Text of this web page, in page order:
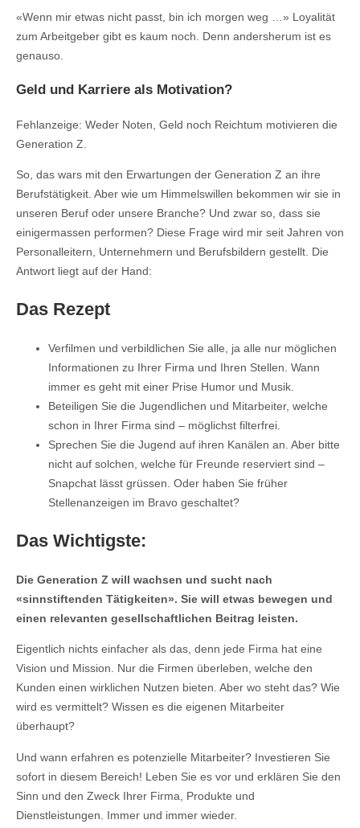
«Wenn mir etwas nicht passt, bin ich morgen weg …» Loyalität
zum Arbeitgeber gibt es kaum noch. Denn andersherum ist es
genauso.
Geld und Karriere als Motivation?
Fehlanzeige: Weder Noten, Geld noch Reichtum motivieren die
Generation Z.
So, das wars mit den Erwartungen der Generation Z an ihre
Berufstätigkeit. Aber wie um Himmelswillen bekommen wir sie in
unseren Beruf oder unsere Branche? Und zwar so, dass sie
einigermassen performen? Diese Frage wird mir seit Jahren von
Personalleitern, Unternehmern und Berufsbildern gestellt. Die
Antwort liegt auf der Hand:
Das Rezept
Verfilmen und verbildlichen Sie alle, ja alle nur möglichen
Informationen zu Ihrer Firma und Ihren Stellen. Wann
immer es geht mit einer Prise Humor und Musik.
Beteiligen Sie die Jugendlichen und Mitarbeiter, welche
schon in Ihrer Firma sind – möglichst filterfrei.
Sprechen Sie die Jugend auf ihren Kanälen an. Aber bitte
nicht auf solchen, welche für Freunde reserviert sind –
Snapchat lässt grüssen. Oder haben Sie früher
Stellenanzeigen im Bravo geschaltet?
Das Wichtigste:
Die Generation Z will wachsen und sucht nach
«sinnstiftenden Tätigkeiten». Sie will etwas bewegen und
einen relevanten gesellschaftlichen Beitrag leisten.
Eigentlich nichts einfacher als das, denn jede Firma hat eine
Vision und Mission. Nur die Firmen überleben, welche den
Kunden einen wirklichen Nutzen bieten. Aber wo steht das? Wie
wird es vermittelt? Wissen es die eigenen Mitarbeiter
überhaupt?
Und wann erfahren es potenzielle Mitarbeiter? Investieren Sie
sofort in diesem Bereich! Leben Sie es vor und erklären Sie den
Sinn und den Zweck Ihrer Firma, Produkte und
Dienstleistungen. Immer und immer wieder.